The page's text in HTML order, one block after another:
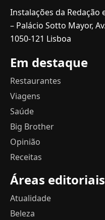
Instalações da Redação
– Palácio Sotto Mayor,
1050-121 Lisboa
Em destaque
Restaurantes
Viagens
Saúde
Big Brother
Opinião
Receitas
Áreas editoriais
Atualidade
Beleza